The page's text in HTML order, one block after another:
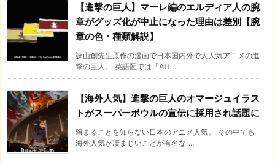
【進撃の巨人】マーレ編のエルディア人の腕
章がグッズ化が中止になった理由は差別【腕
章の色・種類解説】
諫山創先生原作の漫画で日本国内外で大人気アニメの進
撃の巨人。 英語圏では「Att ...
【海外人気】進撃の巨人のオマージュイラス
トがスーパーボウルの宣伝に採用され話題に
留まることを知らない日本のアニメ人気。 その中でも
海外人気が凄まじいことが有名な ...